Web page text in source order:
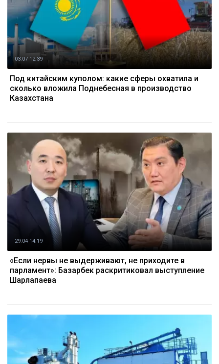
03.07 12:39
Под китайским куполом: какие сферы охватила и
сколько вложила Поднебесная в производство
Казахстана
29.04 14:19
«Если нервы не выдерживают, не приходите в
парламент»: Базарбек раскритиковал выступление
Шарлапаева